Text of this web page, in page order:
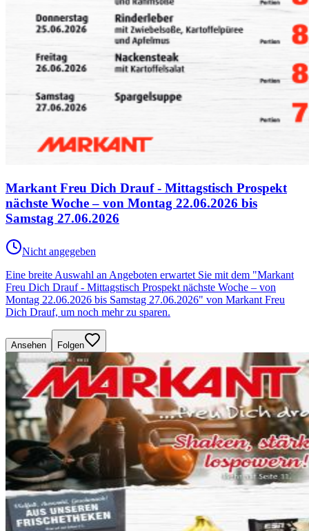
Markant Freu Dich Drauf - Mittagstisch Prospekt
nächste Woche – von Montag 22.06.2026 bis
Samstag 27.06.2026
Nicht angegeben
Eine breite Auswahl an Angeboten erwartet Sie mit dem "Markant
Freu Dich Drauf - Mittagstisch Prospekt nächste Woche – von
Montag 22.06.2026 bis Samstag 27.06.2026" von Markant Freu
Dich Drauf, um noch mehr zu sparen.
Ansehen Folgen